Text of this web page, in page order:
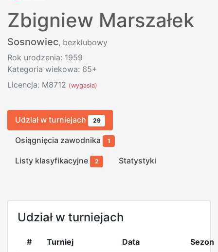
Zbigniew Marszałek
Sosnowiec, bezklubowy
Rok urodzenia: 1959
Kategoria wiekowa: 65+
Licencja: M8712 (wygasła)
Udział w turniejach 29
Osiągnięcia zawodnika 1
Listy klasyfikacyjne 2 Statystyki
Udział w turniejach
# Turniej Data Sezon